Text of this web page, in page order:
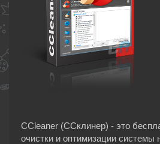
CCleaner (ССклинер) - это
очистки и оптимизации системы